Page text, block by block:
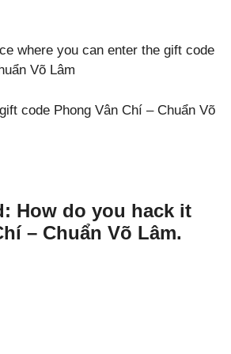
where you can enter the gift code
Võ Lâm
code Phong Vân Chí – Chuẩn Võ
How do you hack it
– Chuẩn Võ Lâm.